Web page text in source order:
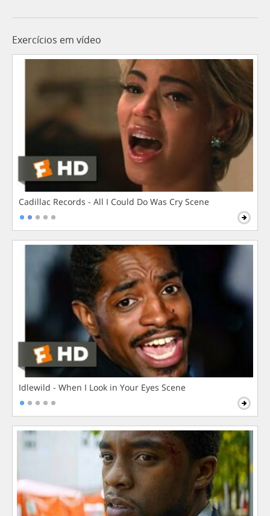
Exercícios em vídeo
Cadillac Records - All I Could Do Was Cry Scene
Idlewild - When I Look in Your Eyes Scene